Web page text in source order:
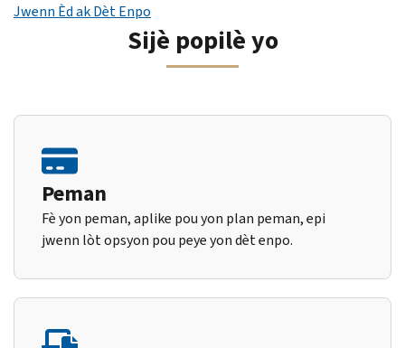
Jwenn Èd ak Dèt Enpo
Sijè popilè yo
Peman
Fè yon peman, aplike pou yon plan peman, epi
jwenn lòt opsyon pou peye yon dèt enpo.